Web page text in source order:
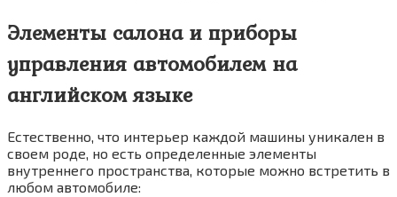
Элементы салона и приборы
управления автомобилем на
английском языке
Естественно, что интерьер каждой машины уникален в
своем роде, но есть определенные элементы
внутреннего пространства, которые можно встретить в
любом автомобиле: